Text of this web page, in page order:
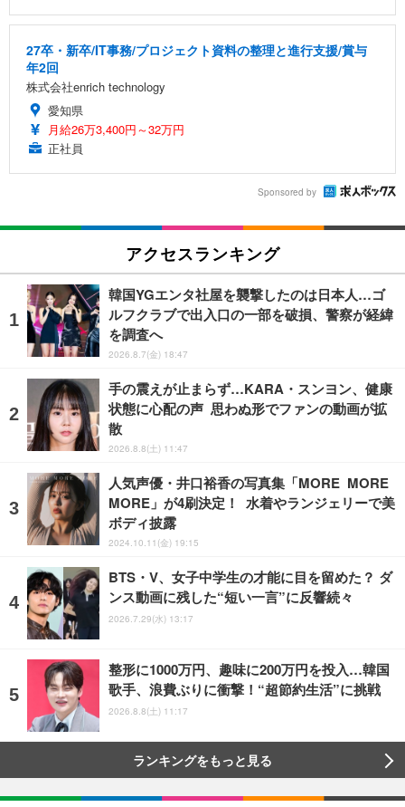
27卒・新卒/IT事務/プロジェクト資料の整理と進行支援/賞与
年2回
株式会社enrich technology
愛知県
月給26万3,400円～32万円
正社員
Sponsored by
アクセスランキング
韓国YGエンタ社屋を襲撃したのは日本人…ゴ
ルフクラブで出入口の一部を破損、警察が経緯
を調査へ
2026.8.7(金) 18:47
手の震えが止まらず…KARA・スンヨン、健康
状態に心配の声 思わぬ形でファンの動画が拡
散
2026.8.8(土) 11:47
人気声優・井口裕香の写真集「MORE MORE
MORE」が4刷決定！ 水着やランジェリーで美
ボディ披露
2024.10.11(金) 19:15
BTS・V、女子中学生の才能に目を留めた？ ダ
ンス動画に残した“短い一言”に反響続々
2026.7.29(水) 13:17
整形に1000万円、趣味に200万円を投入…韓国
歌手、浪費ぶりに衝撃！“超節約生活”に挑戦
2026.8.8(土) 11:17
ランキングをもっと見る